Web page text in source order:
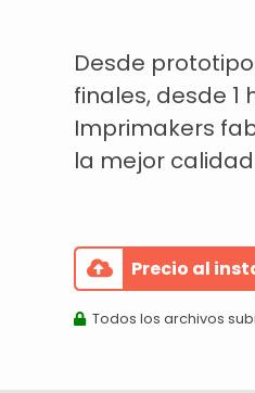
Desde
finales, desde 1
Imprimakers
la mejor
Precio al
Todos los archivos